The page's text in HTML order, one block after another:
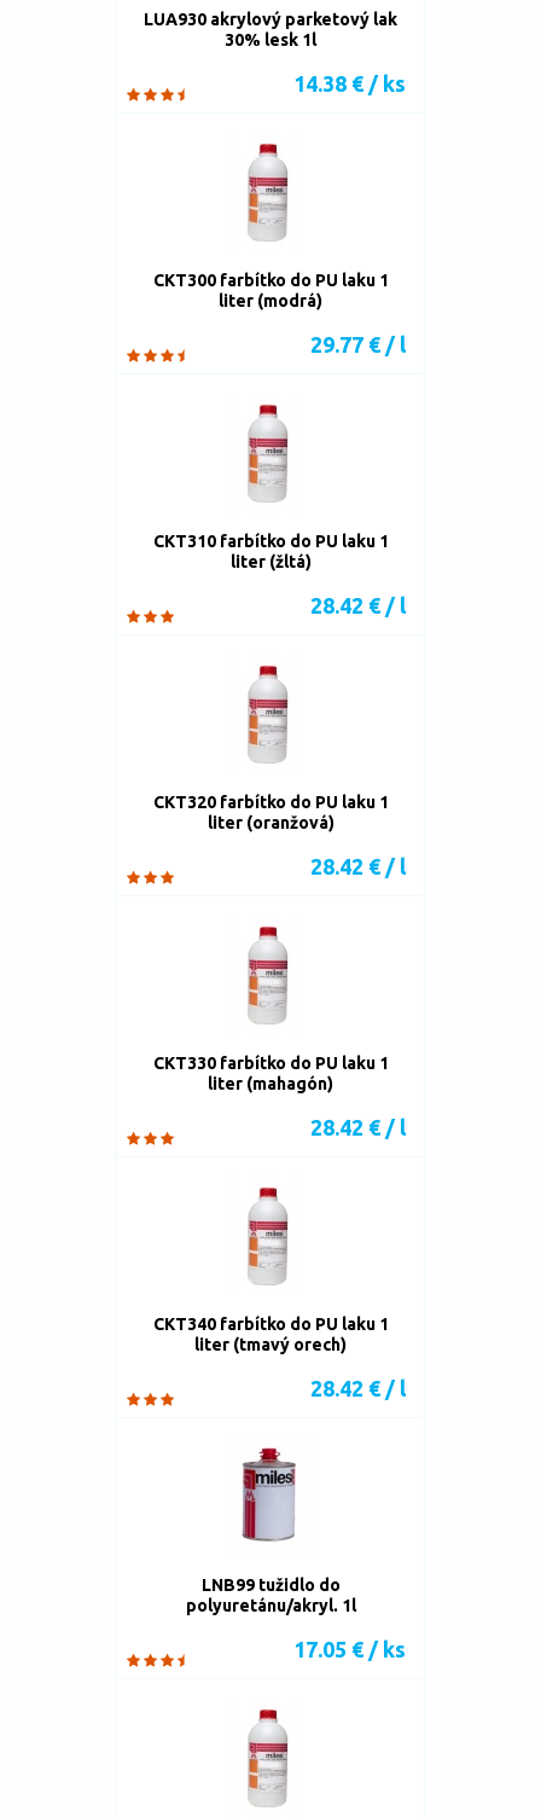
LUA930 akrylový parketový lak
30% lesk 1l
14.38 € / ks
CKT300 farbítko do PU laku 1
liter (modrá)
29.77 € / l
CKT310 farbítko do PU laku 1
liter (žltá)
28.42 € / l
CKT320 farbítko do PU laku 1
liter (oranžová)
28.42 € / l
CKT330 farbítko do PU laku 1
liter (mahagón)
28.42 € / l
CKT340 farbítko do PU laku 1
liter (tmavý orech)
28.42 € / l
LNB99 tužidlo do
polyuretánu/akryl. 1l
17.05 € / ks